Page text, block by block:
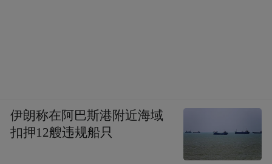
伊朗称在阿巴斯港附近海域
扣押12艘违规船只